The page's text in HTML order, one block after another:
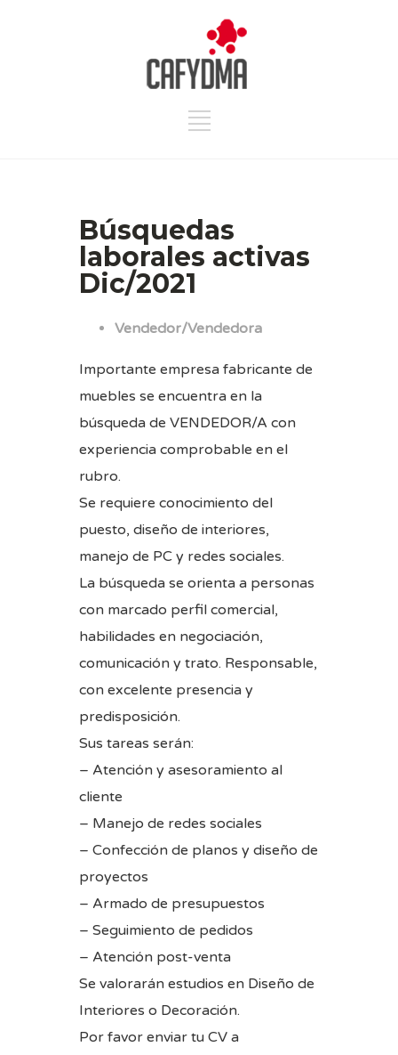
Búsquedas
laborales activas
Dic/2021
Vendedor/Vendedora
Importante empresa fabricante de
muebles se encuentra en la
búsqueda de VENDEDOR/A con
experiencia comprobable en el
rubro.
Se requiere conocimiento del
puesto, diseño de interiores,
manejo de PC y redes sociales.
La búsqueda se orienta a personas
con marcado perfil comercial,
habilidades en negociación,
comunicación y trato. Responsable,
con excelente presencia y
predisposición.
Sus tareas serán:
– Atención y asesoramiento al
cliente
– Manejo de redes sociales
– Confección de planos y diseño de
proyectos
– Armado de presupuestos
– Seguimiento de pedidos
– Atención post-venta
Se valorarán estudios en Diseño de
Interiores o Decoración.
Por favor enviar tu CV a